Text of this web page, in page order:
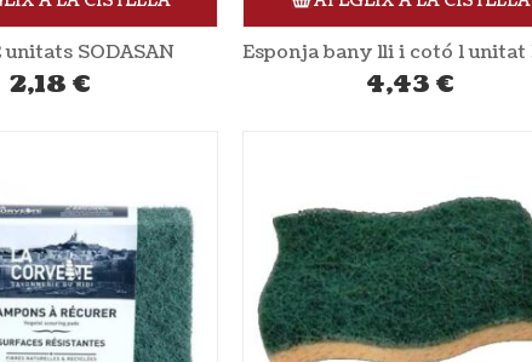
unitats SODASAN
2,18 € 4,43 €